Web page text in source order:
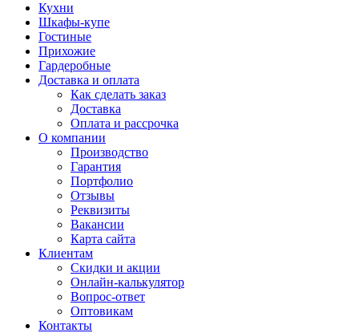
Кухни
Шкафы-купе
Гостиные
Прихожие
Гардеробные
Доставка и оплата
Как сделать заказ
Доставка
Оплата и рассрочка
О компании
Производство
Гарантия
Портфолио
Отзывы
Реквизиты
Вакансии
Карта сайта
Клиентам
Скидки и акции
Онлайн-калькулятор
Вопрос-ответ
Оптовикам
Контакты